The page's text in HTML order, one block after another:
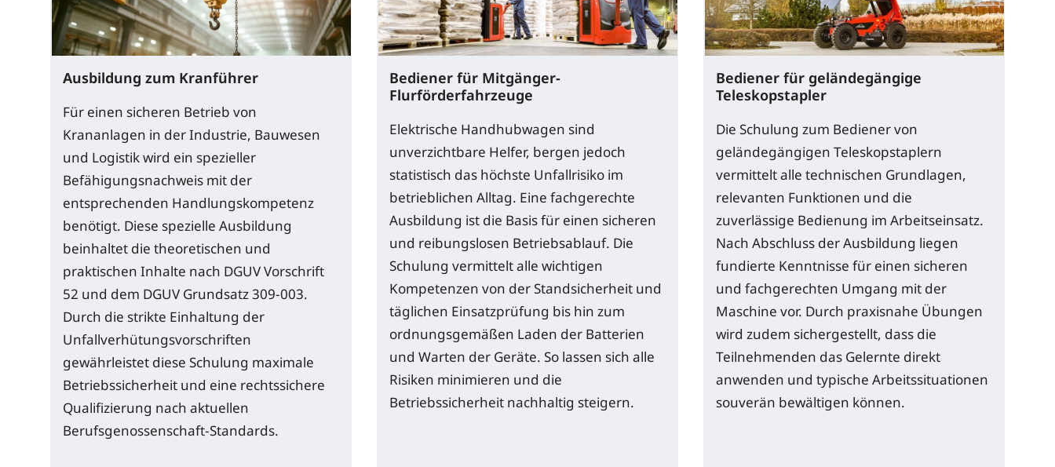
Ausbildung zum Kranführer
Für einen sicheren Betrieb von
Krananlagen in der Industrie, Bauwesen
und Logistik wird ein spezieller
Befähigungsnachweis mit der
entsprechenden Handlungskompetenz
benötigt. Diese spezielle Ausbildung
beinhaltet die theoretischen und
praktischen Inhalte nach DGUV Vorschrift
52 und dem DGUV Grundsatz 309-003.
Durch die strikte Einhaltung der
Unfallverhütungsvorschriften
gewährleistet diese Schulung maximale
Betriebssicherheit und eine rechtssichere
Qualifizierung nach aktuellen
Berufsgenossenschaft-Standards.
Bediener für Mitgänger-
Flurförderfahrzeuge
Elektrische Handhubwagen sind
unverzichtbare Helfer, bergen jedoch
statistisch das höchste Unfallrisiko im
betrieblichen Alltag. Eine fachgerechte
Ausbildung ist die Basis für einen sicheren
und reibungslosen Betriebsablauf. Die
Schulung vermittelt alle wichtigen
Kompetenzen von der Standsicherheit und
täglichen Einsatzprüfung bis hin zum
ordnungsgemäßen Laden der Batterien
und Warten der Geräte. So lassen sich alle
Risiken minimieren und die
Betriebssicherheit nachhaltig steigern.
Bediener für geländegängige
Teleskopstapler
Die Schulung zum Bediener von
geländegängigen Teleskopstaplern
vermittelt alle technischen Grundlagen,
relevanten Funktionen und die
zuverlässige Bedienung im Arbeitseinsatz.
Nach Abschluss der Ausbildung liegen
fundierte Kenntnisse für einen sicheren
und fachgerechten Umgang mit der
Maschine vor. Durch praxisnahe Übungen
wird zudem sichergestellt, dass die
Teilnehmenden das Gelernte direkt
anwenden und typische Arbeitssituationen
souverän bewältigen können.